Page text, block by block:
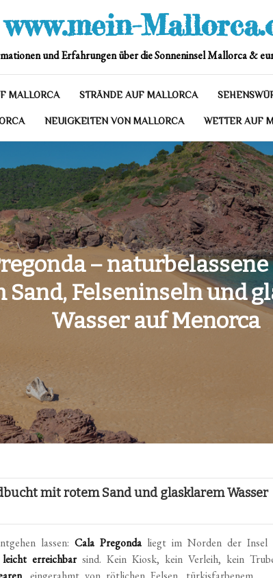
www.mein-
und Erfahrungen über die Sonneninsel Mallorca &
MALLORCA STRÄNDE AUF MALLORCA
NEUIGKEITEN VON MALLORCA WETTER AUF
–
Sand, Felseninseln und
Wasser auf Menorca
mit rotem Sand und glasklarem Wasser
lassen:Cala Pregondaliegt im Norden der Insel
erreichbarsind. Kein Kiosk, kein Verleih, kein